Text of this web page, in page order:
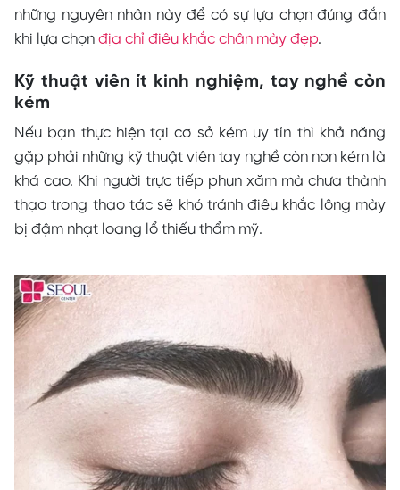
những nguyên nhân này để có sự lựa chọn đúng đắn
khi lựa chọn địa chỉ điêu khắc chân mày đẹp.
Kỹ thuật viên ít kinh nghiệm, tay nghề còn
kém
Nếu bạn thực hiện tại cơ sở kém uy tín thì khả năng
gặp phải những kỹ thuật viên tay nghề còn non kém là
khá cao. Khi người trực tiếp phun xăm mà chưa thành
thạo trong thao tác sẽ khó tránh điêu khắc lông mày
bị đậm nhạt loang lổ thiếu thẩm mỹ.